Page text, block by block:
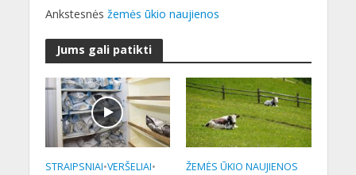
Ankstesnės žemės ūkio naujienos
Jums gali patikti
STRAIPSNIAI•VERŠELIAI•
ŽEMĖS ŪKIO NAUJIENOS